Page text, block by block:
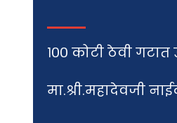
१०० कोटी ठेवी गटात
मा.श्री.महादेवजी